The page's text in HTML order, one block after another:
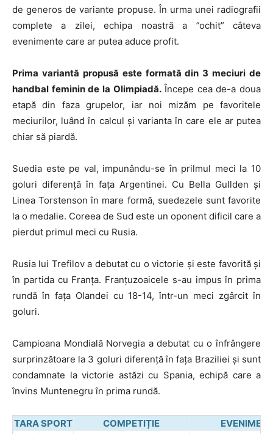
de generos de variante propuse. În urma unei radiografii
complete a zilei, echipa noastră a ”ochit” câteva
evenimente care ar putea aduce profit.
Prima variantă propusă este formată din 3 meciuri de
handbal feminin de la Olimpiadă.Începe cea de-a doua
etapă din faza grupelor, iar noi mizăm pe favoritele
meciurilor, luând în calcul și varianta în care ele ar putea
chiar să piardă.
Suedia este pe val, impunându-se în prilmul meci la 10
goluri diferență în fața Argentinei. Cu Bella Gullden și
Linea Torstenson în mare formă, suedezele sunt favorite
la o medalie. Coreea de Sud este un oponent dificil care a
pierdut primul meci cu Rusia.
Rusia lui Trefilov a debutat cu o victorie și este favorită și
în partida cu Franța. Franțuzoaicele s-au impus în prima
rundă în fața Olandei cu 18-14, într-un meci zgârcit în
goluri.
Campioana Mondială Norvegia a debutat cu o înfrângere
surprinzătoare la 3 goluri diferență în fața Braziliei și sunt
condamnate la victorie astăzi cu Spania, echipă care a
învins Muntenegru în prima rundă.
TARASPORT COMPETIȚIE